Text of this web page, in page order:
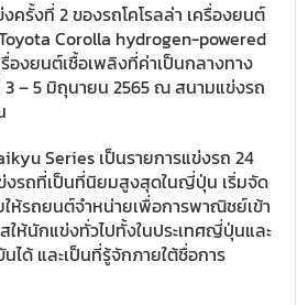
รั้งที่ 2 ของรถโคโรลล่า เครื่องยนต์
Corolla hydrogen-powered
องยนต์เชื้อเพลิงที่ค่าเป็นกลางทาง
– 5 มิถุนายน 2565 ณ สนามแข่งรถ
Series เป็นรายการแข่งรถ 24
ข่งรถที่เป็นที่นิยมสูงสุดในญี่ปุ่น เริ่มจัด
ห้รถยนต์จำหน่ายเพื่อการพาณิชย์เข้า
ให้นักแข่งทั่วไปทั้งในประเทศญี่ปุ่นและ
นได้ และเป็นที่รู้จักภายใต้ชื่อการ